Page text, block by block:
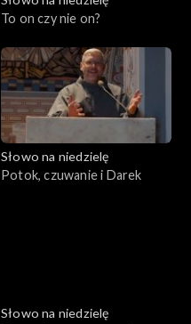
To on czy nie on?
Słowo na niedzielę
Potok, czuwanie i Darek
Słowo na niedzielę